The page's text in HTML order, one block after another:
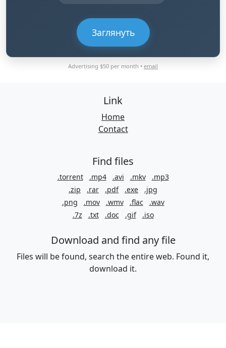
Заглянуть
Advertising $50 per month • email
Link
Home
Contact
Find files
.torrent .mp4 .avi .mkv
.mp3
.zip
.rar .pdf .exe
.jpg
.png
.mov .wmv .flac
.wav
.7z
.txt .doc .gif .iso
Download and find any file
Files will be found, search the entire web. Found it,
download it.